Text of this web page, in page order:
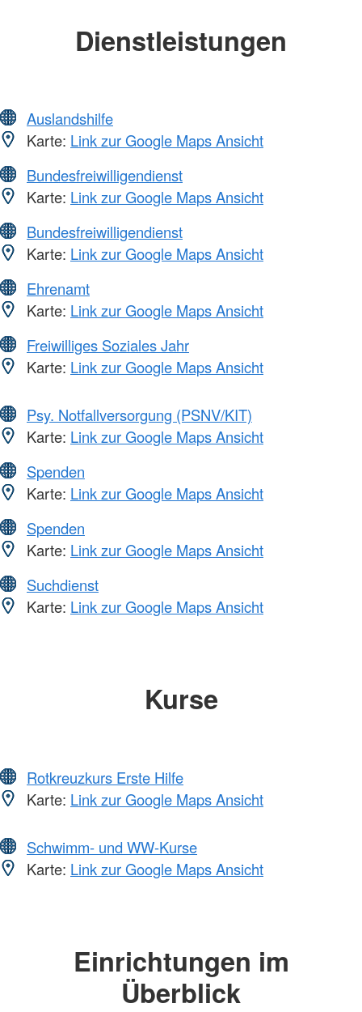
Dienstleistungen
Auslandshilfe
Karte: Link zur Google Maps Ansicht
Bundesfreiwilligendienst
Karte: Link zur Google Maps Ansicht
Bundesfreiwilligendienst
Karte: Link zur Google Maps Ansicht
Ehrenamt
Karte: Link zur Google Maps Ansicht
Freiwilliges Soziales Jahr
Karte: Link zur Google Maps Ansicht
Psy. Notfallversorgung (PSNV/KIT)
Karte: Link zur Google Maps Ansicht
Spenden
Karte: Link zur Google Maps Ansicht
Spenden
Karte: Link zur Google Maps Ansicht
Suchdienst
Karte: Link zur Google Maps Ansicht
Kurse
Rotkreuzkurs Erste Hilfe
Karte: Link zur Google Maps Ansicht
Schwimm- und WW-Kurse
Karte: Link zur Google Maps Ansicht
Einrichtungen im
Überblick